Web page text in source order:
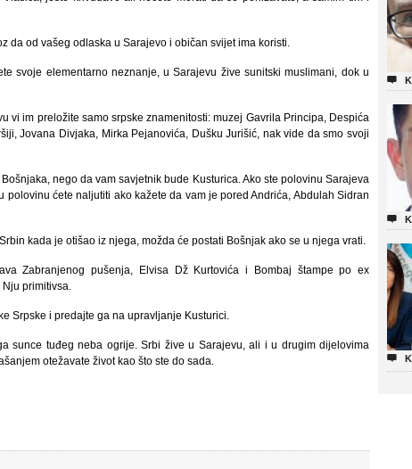
da od vašeg odlaska u Sarajevo i običan svijet ima koristi.
svoje elementarno neznanje, u Sarajevu žive sunitski muslimani, dok u
vi im preložite samo srpske znamenitosti: muzej Gavrila Principa, Despića
Jovana Divjaka, Mirka Pejanovića, Dušku Jurišić, nak vide da smo svoji
nego da vam savjetnik bude Kusturica. Ako ste polovinu Sarajeva
ćete naljutiti ako kažete da vam je pored Andrića, Abdulah Sidran
kada je otišao iz njega, možda će postati Bošnjak ako se u njega vrati.
Zabranjenog pušenja, Elvisa Dž Kurtovića i Bombaj štampe po ex
primitivsa.
Srpske i predajte ga na upravljanje Kusturici.
sunce tuđeg neba ogrije. Srbi žive u Sarajevu, ali i u drugim dijelovima
otežavate život kao što ste do sada.


